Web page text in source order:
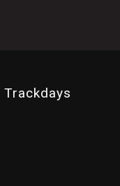
Trackdays